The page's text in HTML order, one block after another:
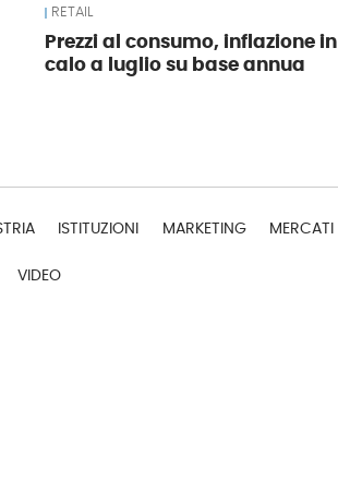
RETAIL
Prezzi al consumo, inflazione in
calo a luglio su base annua
ISTITUZIONI MARKETING MERCATI
VIDEO